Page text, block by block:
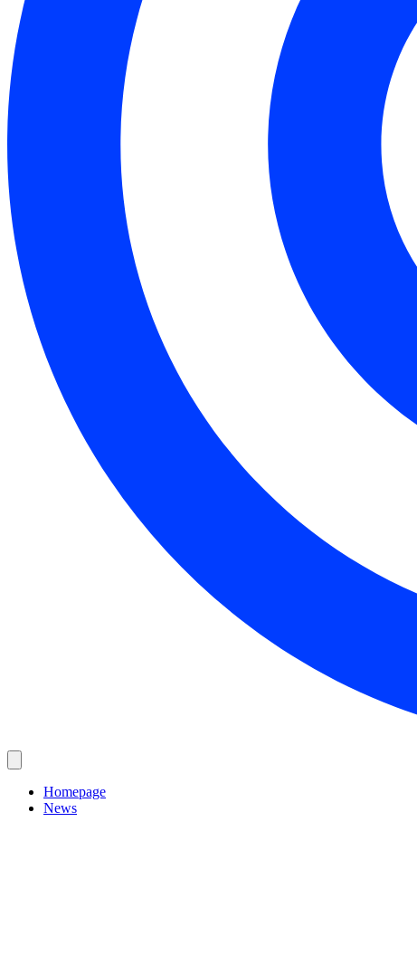
Homepage
News